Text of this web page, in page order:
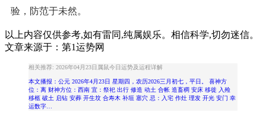
验，防范于未然。
以上内容仅供参考,如有雷同,纯属娱乐。相信科学,切勿迷信。
文章来源于：第1运势网
相关推荐: 2026年04月23日属鼠今日运势及运程详解
本文播报：公元 2026年4月23日 星期四，农历2026三月初七，平日。 喜神方
位：离 财神方位：西南 宜：祭祀 出行 修造 动土 合帐 造畜稠 安床 移徙 入殓
移柩 破土 启钻 安葬 开生坟 合寿木 补垣 塞穴 忌：入宅 作灶 理发 开光 安门 幸
运数字…